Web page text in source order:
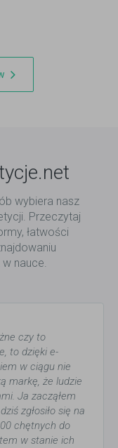
wybiera nasz
Przeczytaj
łatwości
nauce.
czy to
to dzięki e-
w ciągu nie
markę, że ludzie
Ja zacząłem
zgłosiło się na
chętnych do
w stanie ich